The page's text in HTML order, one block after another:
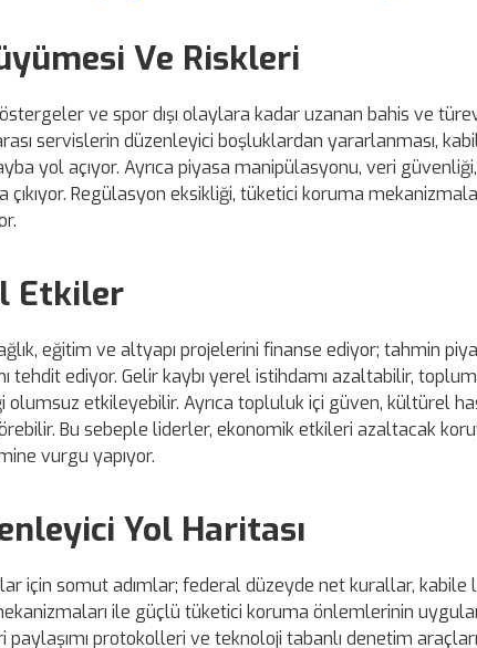
Ve Riskleri
ve spor dışı olaylara kadar uzanan bahis ve
servislerin düzenleyici boşluklardan yararlanması,
yol açıyor. Ayrıca piyasa manipülasyonu, veri
Regülasyon eksikliği, tüketici koruma
Etkiler
eğitim ve altyapı projelerini finanse ediyor; tahmin
tehdit ediyor. Gelir kaybı yerel istihdamı azaltabilir,
etkileyebilir. Ayrıca topluluk içi güven, kültürel
Bu sebeple liderler, ekonomik etkileri azaltacak
vurgu yapıyor.
Yol Haritası
için somut adımlar; federal düzeyde net kurallar, kabile
ile güçlü tüketici koruma önlemlerinin
protokolleri ve teknoloji tabanlı denetim